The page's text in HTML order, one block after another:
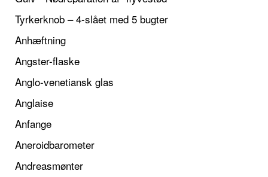
Tyrkerknob – 4-slået med 5 bugter
Anhæftning
Angster-flaske
Anglo-venetiansk glas
Anglaise
Anfange
Aneroidbarometer
Andreasmønter